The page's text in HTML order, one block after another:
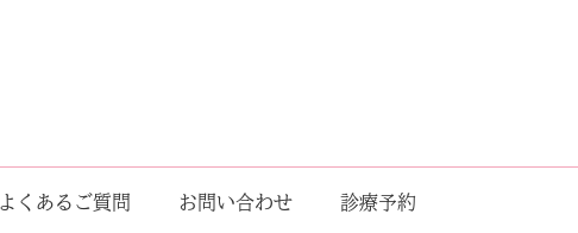
よくあるご質問 お問い合わせ 診療予約